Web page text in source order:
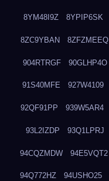
8YM48I9Z 8YPIP6SK
8ZC9YBAN 8ZFZMEEQ
904RTRGF 90GLHP4O
91S40MFE 927W4109
92QF91PP 939W5AR4
93L2IZDP 93Q1LPRJ
94CQZMDW 94E5VQT2
94Q772HZ 94USHO25